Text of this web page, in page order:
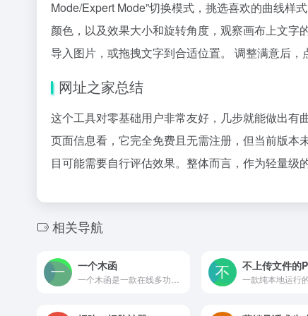
Mode/Expert Mode”切换模式，挑选喜欢的曲线样
颜色，以及效果大小和旋转角度，观察画布上文
导入图片，或拖拽文字到合适位置。 调整满意后，
网址之家总结
这个工具对零基础用户非常友好，几步就能做出
页面信息看，它完全免费且无需注册，但当前版
目可能需要自行评估效果。整体而言，作为轻量级
相关导航
一个木函